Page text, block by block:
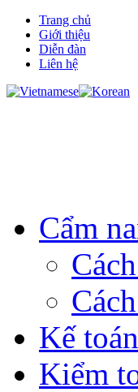
Trang chủ
Giới thiệu
Diễn đàn
Liên hệ
Cẩm
Kế toán
Kiểm